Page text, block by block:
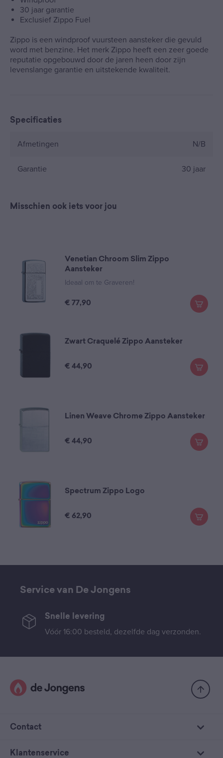
30 jaar garantie
Exclusief Zippo Fuel
Zippo is een windproof vuursteen aansteker die gevuld
word met benzine. Het merk Zippo heeft een zeer goede
reputatie opgebouwd door de jaren heen door zijn
levenslange garantie en uitstekende kwaliteit.
Specificaties
Afmetingen N/B
Garantie 30 jaar
Misschien ook iets voor jou
Venetian Chroom Slim Zippo
Aansteker
Ideaal om te Graveren!
€ 77,90
Zwart Craquelé Zippo Aansteker
€ 44,90
Linen Weave Chrome Zippo Aansteker
€ 44,90
Spectrum Zippo Logo
€ 62,90
Service van De Jongens
Snelle levering
Vóór 16:00 besteld, dezelfde dag verzonden.
Contact
Klantenservice